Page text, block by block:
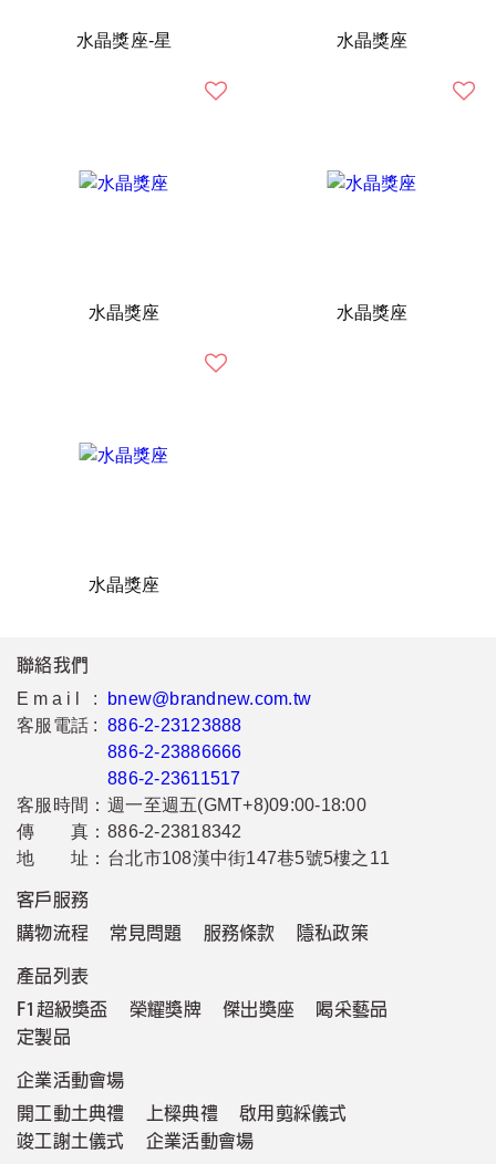
水晶獎座-星 水晶獎座
水晶獎座 水晶獎座
水晶獎座
聯絡我們
Email :
bnew@brandnew.com.tw
客服電話 : 886-2-23123888
886-2-23886666
886-2-23611517
客服時間： 週一至週五(GMT+8)09:00-18:00
傳 真： 886-2-23818342
地 址： 台北市108漢中街147巷5號5樓之11
客戶服務
購物流程
常見問題 服務條款 隱私政策
產品列表
F1超級獎盃
榮耀獎牌 傑出獎座
喝采藝品
定製品
企業活動會場
開工動土典禮
上樑典禮
啟用剪綵儀式
竣工謝土儀式
企業活動會場